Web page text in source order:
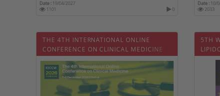
Date : 19/04/2027
1101
0
Date : 10/
2033
THE 4TH INTERNATIONAL ONLINE
CONFERENCE ON CLINICAL MEDICINE
5TH